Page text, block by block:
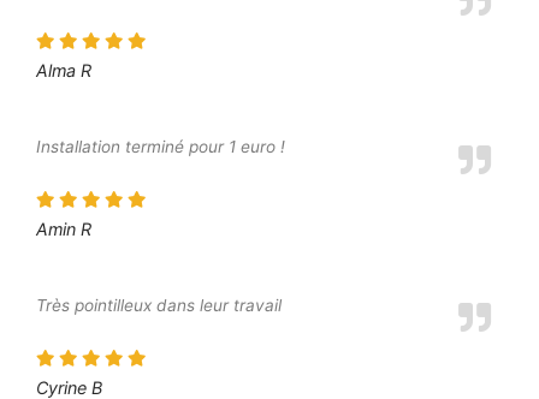
Alma R
Installation terminé pour 1 euro !
Amin R
Très pointilleux dans leur travail
Cyrine B